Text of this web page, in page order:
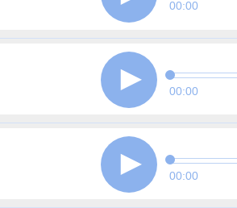
00:00
00:00
00:00